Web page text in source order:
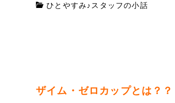
ひとやすみ♪スタッフの小話
ザイム・ゼロカップとは？？